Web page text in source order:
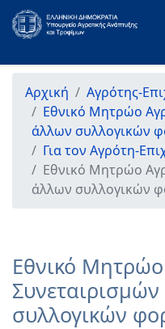
Αρχική
Αγρότης-
Εθνικό Μητρώο
άλλων συλλογικών
Για τον Αγρότη-
Εθνικό Μητρώο
άλλων συλλογικών
Εθνικό
συλλογικών